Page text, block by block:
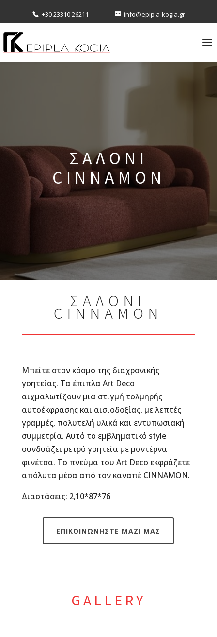
+30 23310 26211 info@epipla-kogia.gr
ΣΑΛΟΝΙ
CINNAMON
ΣΑΛΟΝΙ
CINNAMON
Μπείτε στον κόσμο της διαχρονικής
γοητείας. Τα έπιπλα Art Deco
αιχμαλωτίζουν μια στιγμή τολμηρής
αυτοέκφρασης και αισιοδοξίας, με λεπτές
γραμμές, πολυτελή υλικά και εντυπωσιακή
συμμετρία. Αυτό το εμβληματικό style
συνδυάζει ρετρό γοητεία με μοντέρνα
φινέτσα. Το πνεύμα του Art Deco εκφράζετε
απόλυτα μέσα από τον καναπέ CINNAMON.
Διαστάσεις: 2,10*87*76
ΕΠΙΚΟΙΝΩΝΗΣΤΕ ΜΑΖΙ ΜΑΣ
GALLERY